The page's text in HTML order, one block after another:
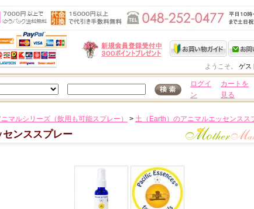
ようこそ。 ゲス
ログイ
ン
カートを
見る
マルシリーズ（飲用も可能スプレー） > 土（Earth）のアニマルエッセンスス
ンススプレー